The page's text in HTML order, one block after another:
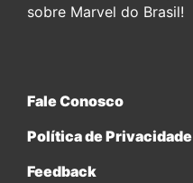
sobre Marvel do Brasil!
Fale Conosco
Política de Privacidade
Feedback